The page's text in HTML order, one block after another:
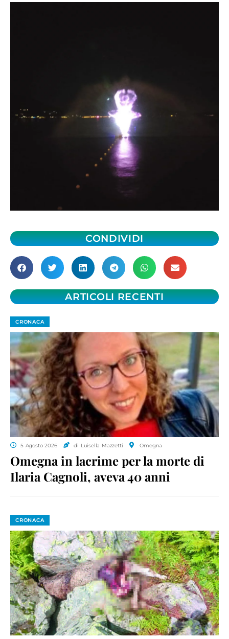
CONDIVIDI
ARTICOLI RECENTI
CRONACA
5 Agosto 2026 di Luisella Mazzetti Omegna
Omegna in lacrime per la morte di
Ilaria Cagnoli, aveva 40 anni
CRONACA